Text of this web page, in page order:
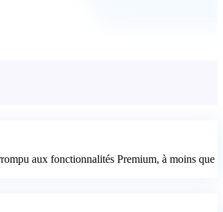
aux fonctionnalités Premium, à moins que